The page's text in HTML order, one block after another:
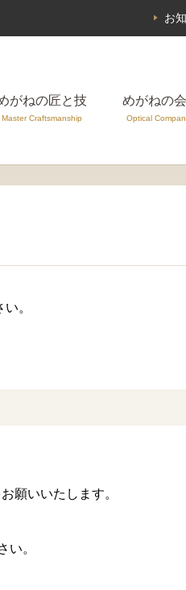
お
がねの匠と技
Master Craftsmanship
めがねの
Optical
。
願いいたします。
い。